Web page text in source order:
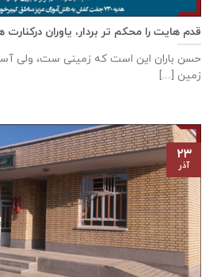
قدم هایت را محکم تر بردار، یاوران درکنارت هستند- ۲۰
حسن باران این است که زمینی ست، ولی
زمین [...]
۲۳
آذر